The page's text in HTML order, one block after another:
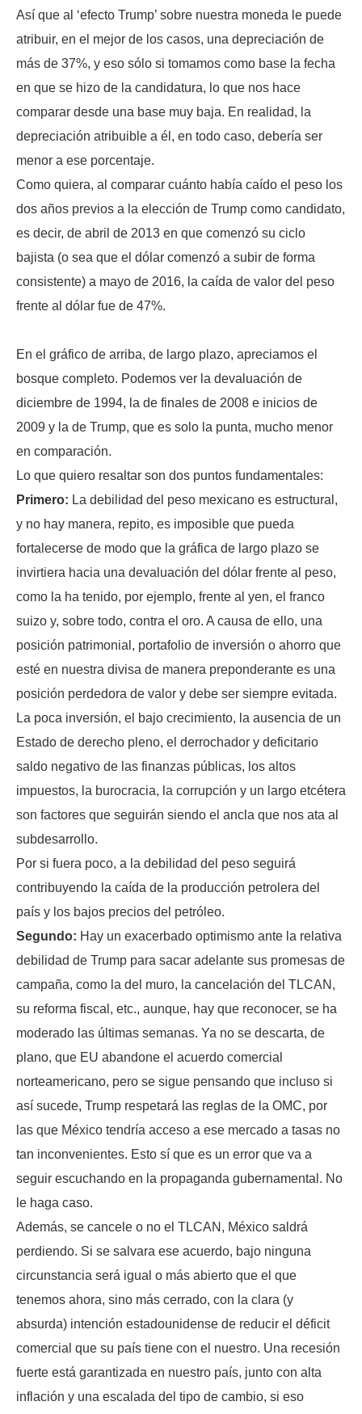
Así que al ‘efecto Trump’ sobre nuestra moneda le puede
atribuir, en el mejor de los casos, una depreciación de
más de 37%, y eso sólo si tomamos como base la fecha
en que se hizo de la candidatura, lo que nos hace
comparar desde una base muy baja. En realidad, la
depreciación atribuible a él, en todo caso, debería ser
menor a ese porcentaje.
Como quiera, al comparar cuánto había caído el peso los
dos años previos a la elección de Trump como candidato,
es decir, de abril de 2013 en que comenzó su ciclo
bajista (o sea que el dólar comenzó a subir de forma
consistente) a mayo de 2016, la caída de valor del peso
frente al dólar fue de 47%.
En el gráfico de arriba, de largo plazo, apreciamos el
bosque completo. Podemos ver la devaluación de
diciembre de 1994, la de finales de 2008 e inicios de
2009 y la de Trump, que es solo la punta, mucho menor
en comparación.
Lo que quiero resaltar son dos puntos fundamentales:
Primero: La debilidad del peso mexicano es estructural,
y no hay manera, repito, es imposible que pueda
fortalecerse de modo que la gráfica de largo plazo se
invirtiera hacia una devaluación del dólar frente al peso,
como la ha tenido, por ejemplo, frente al yen, el franco
suizo y, sobre todo, contra el oro. A causa de ello, una
posición patrimonial, portafolio de inversión o ahorro que
esté en nuestra divisa de manera preponderante es una
posición perdedora de valor y debe ser siempre evitada.
La poca inversión, el bajo crecimiento, la ausencia de un
Estado de derecho pleno, el derrochador y deficitario
saldo negativo de las finanzas públicas, los altos
impuestos, la burocracia, la corrupción y un largo etcétera
son factores que seguirán siendo el ancla que nos ata al
subdesarrollo.
Por si fuera poco, a la debilidad del peso seguirá
contribuyendo la caída de la producción petrolera del
país y los bajos precios del petróleo.
Segundo: Hay un exacerbado optimismo ante la relativa
debilidad de Trump para sacar adelante sus promesas de
campaña, como la del muro, la cancelación del TLCAN,
su reforma fiscal, etc., aunque, hay que reconocer, se ha
moderado las últimas semanas. Ya no se descarta, de
plano, que EU abandone el acuerdo comercial
norteamericano, pero se sigue pensando que incluso si
así sucede, Trump respetará las reglas de la OMC, por
las que México tendría acceso a ese mercado a tasas no
tan inconvenientes. Esto sí que es un error que va a
seguir escuchando en la propaganda gubernamental. No
le haga caso.
Además, se cancele o no el TLCAN, México saldrá
perdiendo. Si se salvara ese acuerdo, bajo ninguna
circunstancia será igual o más abierto que el que
tenemos ahora, sino más cerrado, con la clara (y
absurda) intención estadounidense de reducir el déficit
comercial que su país tiene con el nuestro. Una recesión
fuerte está garantizada en nuestro país, junto con alta
inflación y una escalada del tipo de cambio, si eso